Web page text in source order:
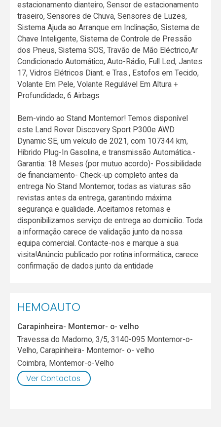
estacionamento dianteiro, Sensor de estacionamento
traseiro, Sensores de Chuva, Sensores de Luzes,
Sistema Ajuda ao Arranque em Inclinação, Sistema de
Chave Inteligente, Sistema de Controle de Pressão
dos Pneus, Sistema SOS, Travão de Mão Eléctrico,Ar
Condicionado Automático, Auto-Rádio, Full Led, Jantes
17, Vidros Elétricos Diant. e Tras., Estofos em Tecido,
Volante Em Pele, Volante Regulável Em Altura +
Profundidade, 6 Airbags
Bem-vindo ao Stand Montemor! Temos disponível
este Land Rover Discovery Sport P300e AWD
Dynamic SE, um veículo de 2021, com 107344 km,
Híbrido Plug-In Gasolina, e transmissão Automática.-
Garantia: 18 Meses (por mutuo acordo)- Possibilidade
de financiamento- Check-up completo antes da
entrega No Stand Montemor, todas as viaturas são
revistas antes da entrega, garantindo máxima
segurança e qualidade. Aceitamos retomas e
disponibilizamos serviço de entrega ao domicílio. Toda
a informação carece de validação junto da nossa
equipa comercial. Contacte-nos e marque a sua
visita!Anúncio publicado por rotina informática, carece
confirmação de dados junto da entidade
HEMOAUTO
Carapinheira- Montemor- o- velho
Travessa do Madorno, 3/5, 3140-095 Montemor-o-
Velho, Carapinheira- Montemor- o- velho
Coimbra, Montemor-o-Velho
Ver Contactos